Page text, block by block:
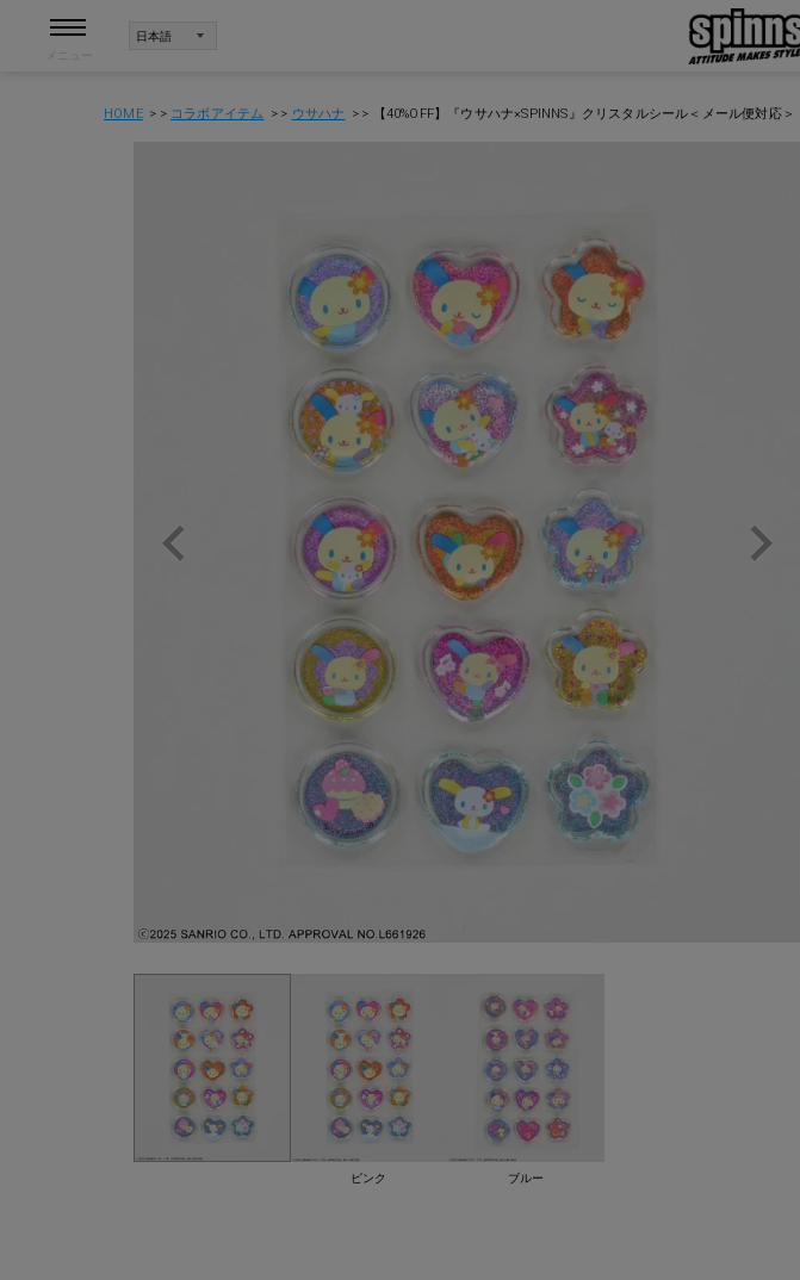
HOME コラボアイテム ウサハナ 【40%OFF】『ウサハナ×SPINNS』クリスタルシール＜メール便対応＞
ピンク ブルー